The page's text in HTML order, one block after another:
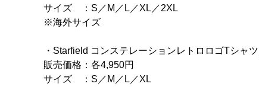
サイズ ：S／M／L／XL／2XL
※海外サイズ
・Starfield コンステレーションレトロロゴTシャ
販売価格：各4,950円
サイズ ：S／M／L／XL